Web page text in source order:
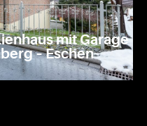
mit Garage
– Eschen